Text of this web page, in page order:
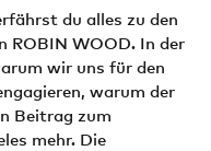
du alles zu den
ROBIN WOOD. In der
wir uns für den
warum der
Beitrag zum
mehr. Die